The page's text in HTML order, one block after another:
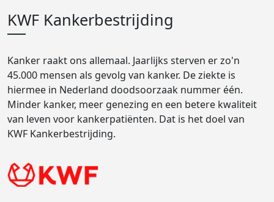
KWF Kankerbestrijding
Kanker raakt ons allemaal. Jaarlijks sterven er zo'n
45.000 mensen als gevolg van kanker. De ziekte is
hiermee in Nederland doodsoorzaak nummer één.
Minder kanker, meer genezing en een betere kwaliteit
van leven voor kankerpatiënten. Dat is het doel van
KWF Kankerbestrijding.